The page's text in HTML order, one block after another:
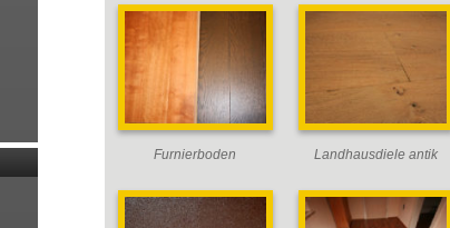
Furnierboden Landhausdiele antik